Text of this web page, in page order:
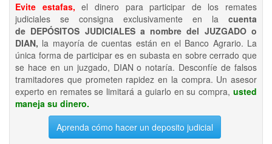
Evite estafas, el dinero para participar de los remates
judiciales se consigna exclusivamente en la cuenta
de DEPÓSITOS JUDICIALES a nombre del JUZGADO o
DIAN, la mayoría de cuentas están en el Banco Agrario. La
única forma de participar es en subasta en sobre cerrado que
se hace en un juzgado, DIAN o notaría. Desconfíe de falsos
tramitadores que prometen rapidez en la compra. Un asesor
experto en remates se limitará a guiarlo en su compra, usted
maneja su dinero.
Aprenda cómo hacer un deposito judicial